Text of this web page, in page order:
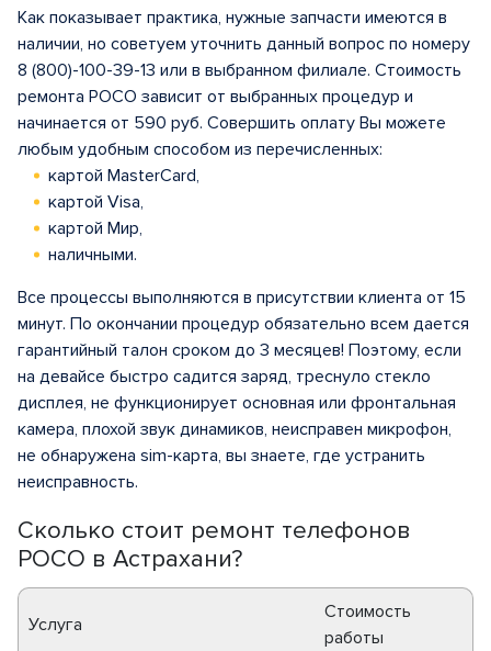
Сколько стоит ремонт телефонов
POCO в Астрахани?
Услуга
Стоимость
работы
Как показывает практика, нужные запчасти имеются в
наличии, но советуем уточнить данный вопрос по номеру
8 (800)-100-39-13 или в выбранном филиале. Стоимость
ремонта POCO зависит от выбранных процедур и
начинается от 590 руб. Совершить оплату Вы можете
любым удобным способом из перечисленных:
картой MasterCard,
картой Visa,
картой Мир,
наличными.
Все процессы выполняются в присутствии клиента от 15
минут. По окончании процедур обязательно всем дается
гарантийный талон сроком до 3 месяцев! Поэтому, если
на девайсе быстро садится заряд, треснуло стекло
дисплея, не функционирует основная или фронтальная
камера, плохой звук динамиков, неисправен микрофон,
не обнаружена sim-карта, вы знаете, где устранить
неисправность.